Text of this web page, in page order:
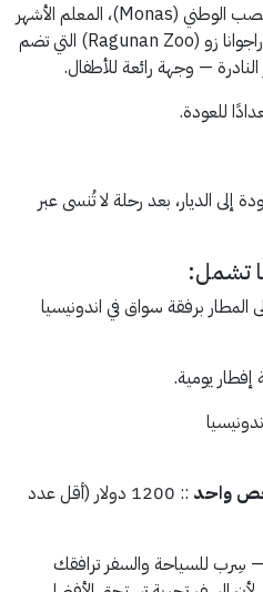
قبل مغادرة جاكرتا، قوموا بزيارة النصب الوطني (Monas)، المعلم الأشهر
في المدينة، ثم التوقف عند حديقة راجوانا زو (Ragunan Zoo) التي تضم
— وجهة رائعة للأطفال.
للعودة.
إلى الديار، بعد رحلة لا تُنسى عبر
تشمل:
المطار برفقة سواق في اندونيسيا
يومية.
واحد
:: 1200 دولار (أقل عدد
سِرب للسياحة والسفر ترافقك